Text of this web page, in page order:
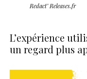
Redact’ Releases.fr
L’expérience
un regard plus